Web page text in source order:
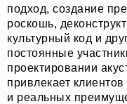
подход, создание
роскошь,
культурный код и
постоянные
проектировании
привлекает
и реальных
О НАС
ОФЛАЙН
ОНЛАЙН